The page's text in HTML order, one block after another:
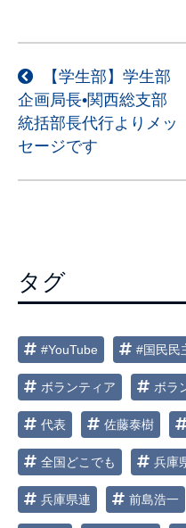
投
稿
ナ
ビ
ゲ
ョ
ン
【学生部】学生部
企画局長•関西総支部
統括部長代行よりメッ
セージです
タグ
#YouTube #国民民
ボランティア ボラ
代表 佐藤泰樹
全国どこでも 兵庫
兵庫県連 前島浩一